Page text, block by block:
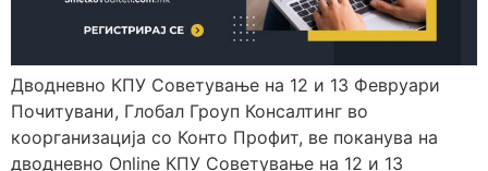
Дводневно КПУ Советување на 12 и 13 Февруари
Почитувани, Глобал Гроуп Консалтинг во
коорганизација со Конто Профит, ве поканува на
дводневно Online КПУ Советување на 12 и 13